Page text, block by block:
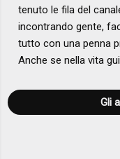
tenuto le fila del
incontrando gente,
tutto con una penna
Anche se nella vita
Gli